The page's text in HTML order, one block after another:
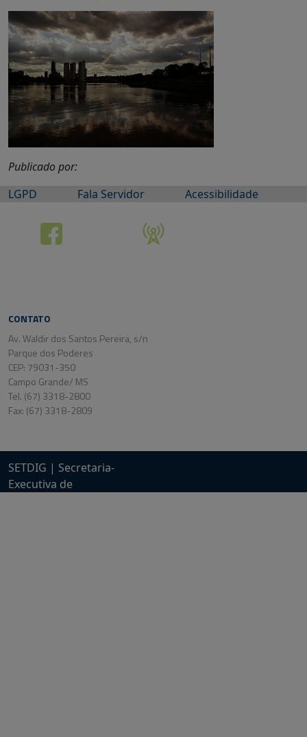
Publicado por:
LGPD
Fala Servidor Acessibilidade
CONTATO
Av. Waldir dos Santos Pereira, s/n
Parque dos Poderes
CEP: 79031-350
Campo Grande/ MS
Tel. (67) 3318-2800
Fax: (67) 3318-2809
SETDIG | Secretaria-
Executiva de